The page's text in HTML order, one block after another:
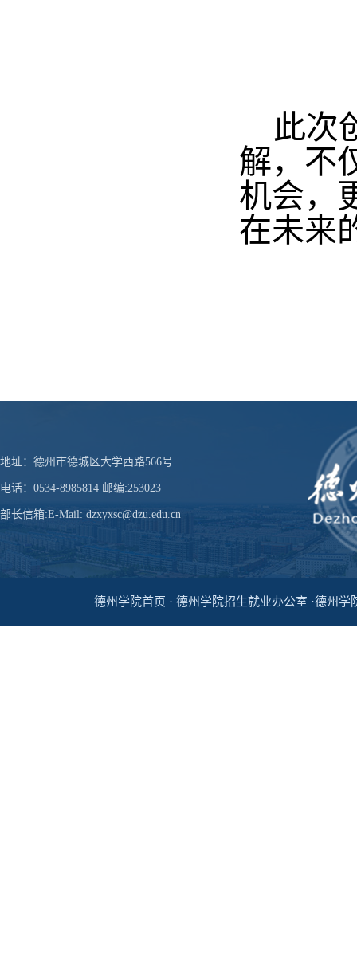
此次
解，不
机会，
在未来
地址：德州市德城区大学西路566号
电话：0534-8985814 邮编:253023
部长信箱:E-Mail: dzxyxsc@dzu.edu.cn
德州学院首页 · 德州学院招生就业办公室 ·德州